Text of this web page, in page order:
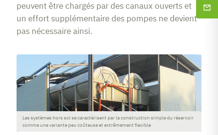
peuvent être chargés par des canaux ouverts et
un effort supplémentaire des pompes ne devient
pas nécessaire ainsi.
Les systèmes hors sol se caractérisent par la construction simple du réservoir
comme une variante peu coûteuse et extrêmement flexible